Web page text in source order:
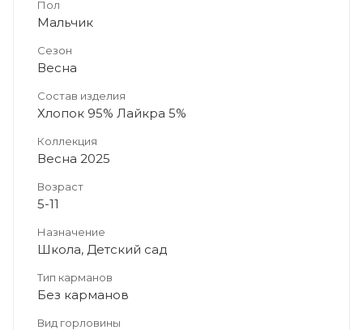
Пол
Мальчик
Сезон
Весна
Состав изделия
Хлопок 95% Лайкра 5%
Коллекция
Весна 2025
Возраст
5-11
Назначение
Школа, Детский сад
Тип карманов
Без карманов
Вид горловины